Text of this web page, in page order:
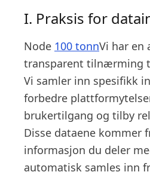
I. Praksis for
Node 100 tonnVi har en
transparent tilnærming
Vi samler inn spesifikk
forbedre
brukertilgang og tilby
Disse dataene kommer
informasjon du deler
automatisk samles inn